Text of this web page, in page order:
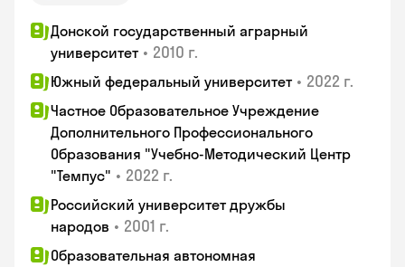
Донской государственный аграрный
университет • 2010 г.
Южный федеральный университет • 2022 г.
Частное Образовательное Учреждение
Дополнительного Профессионального
Образования "Учебно-Методический Центр
"Темпус" • 2022 г.
Российский университет дружбы
народов • 2001 г.
Образовательная автономная